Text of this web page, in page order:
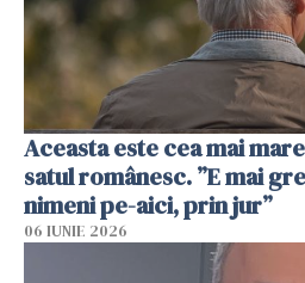
Aceasta este cea mai
satul românesc. ”E mai
nimeni pe-aici, prin jur”
06 IUNIE 2026